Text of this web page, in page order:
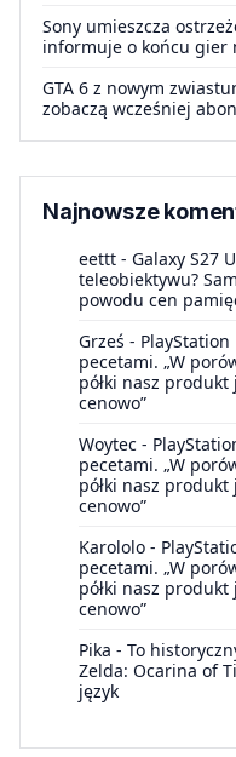
Sony umieszcza
informuje o końcu gier
GTA 6 z nowym
zobaczą wcześniej
Najnowsze
eettt - Galaxy S27
teleobiektywu?
powodu cen
Grześ -
pecetami. „W
półki nasz
cenowo”
Woytec -
pecetami. „W
półki nasz
cenowo”
Karololo -
pecetami. „W
półki nasz
cenowo”
Pika - To
Zelda: Ocarina of
język